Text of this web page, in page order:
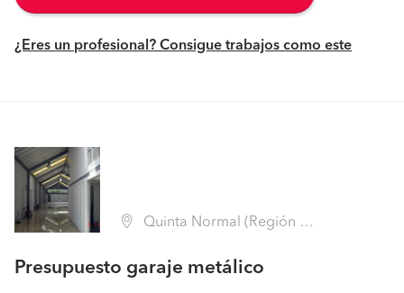
¿Eres un profesional? Consigue trabajos como este
Quinta Normal (Región Metropolitana - Santiago)
Presupuesto garaje metálico